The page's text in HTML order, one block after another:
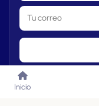
Inicio